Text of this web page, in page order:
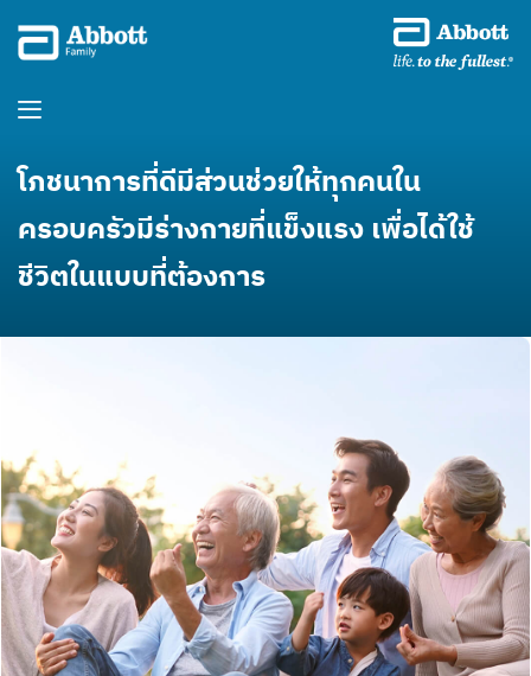
โภชนาการที่ดีมีส่วนช่วยให้ทุกคนใน
ครอบครัวมีร่างกายที่แข็งแรง เพื่อได้ใช้
ชีวิตในแบบที่ต้องการ